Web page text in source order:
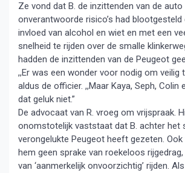
Ze vond dat B. de inzittenden van de auto
onverantwoorde risico’s had
invloed van alcohol en wiet en met een
snelheid te rijden over de smalle
hadden de inzittenden van de Peugeot
,,Er was een wonder voor nodig om veilig
aldus de officier. ,,Maar Kaya, Seph, Colin
dat geluk niet.”
De advocaat van R. vroeg om vrijspraak.
onomstotelijk vaststaat dat B. achter het
verongelukte Peugeot heeft gezeten.
hem geen sprake van roekeloos
van ‘aanmerkelijk onvoorzichtig’ rijden.